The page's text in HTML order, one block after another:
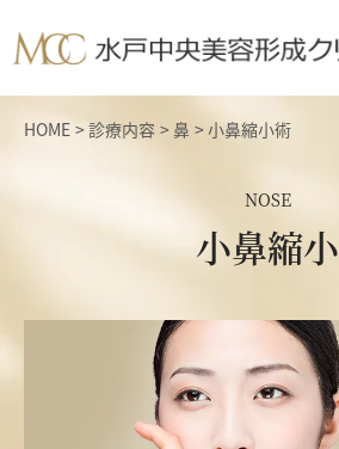
HOME 診療内容 鼻 小鼻縮小術
NOSE
小鼻縮小